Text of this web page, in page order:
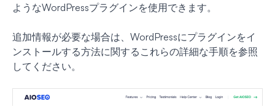
ようなWordPressプラグインを使用できます。
追加情報が必要な場合は、WordPressにプラグインをイ
ンストールする方法に関するこれらの詳細な手順を参照
してください。